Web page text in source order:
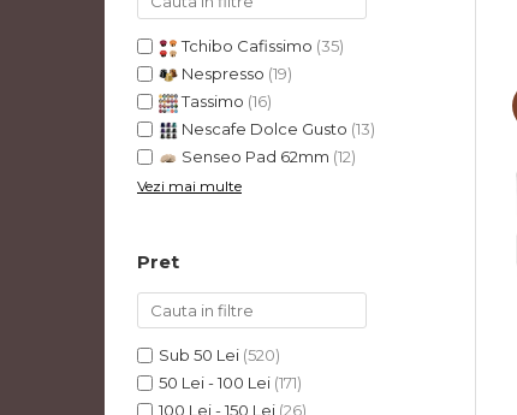
Tchibo Cafissimo (35)
Nespresso (19)
Tassimo (16)
Nescafe Dolce Gusto (13)
Senseo Pad 62mm (12)
Vezi mai multe
Pret
Sub 50 Lei (520)
50 Lei - 100 Lei (171)
100 Lei - 150 Lei (26)